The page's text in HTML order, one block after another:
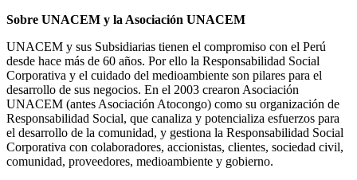
Sobre UNACEM y la Asociación UNACEM
UNACEM y sus Subsidiarias tienen el compromiso con el Perú
desde hace más de 60 años. Por ello la Responsabilidad Social
Corporativa y el cuidado del medioambiente son pilares para el
desarrollo de sus negocios. En el 2003 crearon Asociación
UNACEM (antes Asociación Atocongo) como su organización de
Responsabilidad Social, que canaliza y potencializa esfuerzos para
el desarrollo de la comunidad, y gestiona la Responsabilidad Social
Corporativa con colaboradores, accionistas, clientes, sociedad civil,
comunidad, proveedores, medioambiente y gobierno.